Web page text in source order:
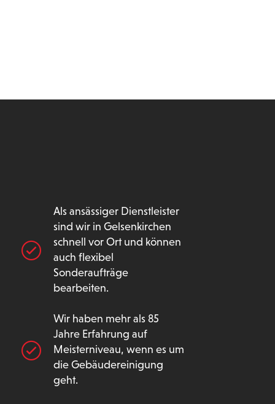
Als ansässiger Dienstleister
sind wir in Gelsenkirchen
schnell vor Ort und können
auch flexibel
Sonderaufträge
bearbeiten.
Wir haben mehr als 85
Jahre Erfahrung auf
Meisterniveau, wenn es um
die Gebäudereinigung
geht.